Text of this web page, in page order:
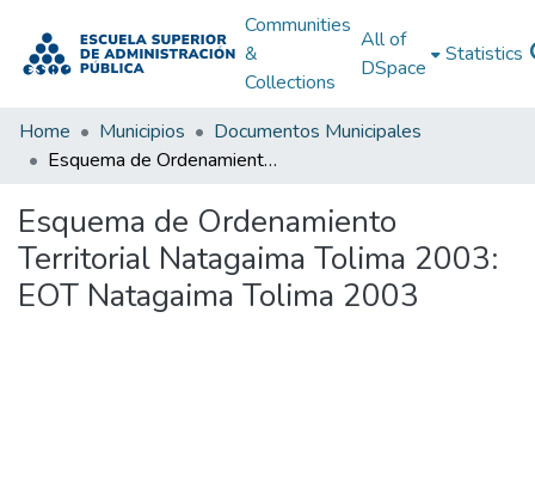
Communities
&
Collections
All of
DSpace
Statistics
Home Municipios
Documentos Municipales
Esquema de Ordenamiento Territorial Natagaima Tolima 2003: EOT Natagaima Tolima 2003
Esquema de Ordenamiento
Territorial Natagaima Tolima 2003:
EOT Natagaima Tolima 2003